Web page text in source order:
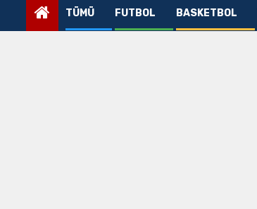
TÜMÜ FUTBOL BASKETBOL